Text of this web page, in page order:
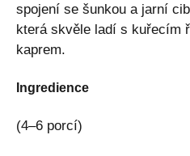
spojení se šunkou a jarní
která skvěle ladí s kuřecím
kaprem.
Ingredience
(4–6 porcí)